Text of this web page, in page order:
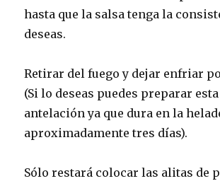
hasta que la salsa tenga la
deseas.
Retirar del fuego y dejar enfriar
(Si lo deseas puedes preparar
antelación ya que dura en la
aproximadamente tres días).
Sólo restará colocar las alitas de